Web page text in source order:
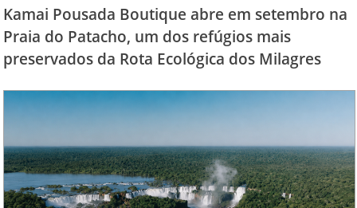
Kamai Pousada Boutique abre em setembro na
Praia do Patacho, um dos refúgios mais
preservados da Rota Ecológica dos Milagres